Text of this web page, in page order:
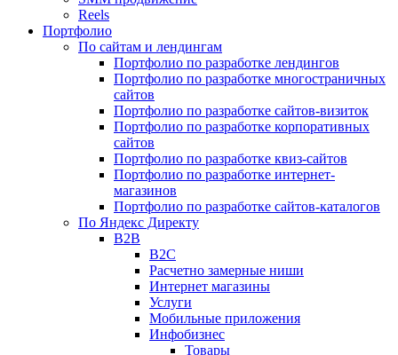
Reels
Портфолио
По сайтам и лендингам
Портфолио по разработке лендингов
Портфолио по разработке многостраничных
сайтов
Портфолио по разработке сайтов-визиток
Портфолио по разработке корпоративных
сайтов
Портфолио по разработке квиз-сайтов
Портфолио по разработке интернет-
магазинов
Портфолио по разработке сайтов-каталогов
По Яндекс Директу
B2B
B2C
Расчетно замерные ниши
Интернет магазины
Услуги
Мобильные приложения
Инфобизнес
Товары